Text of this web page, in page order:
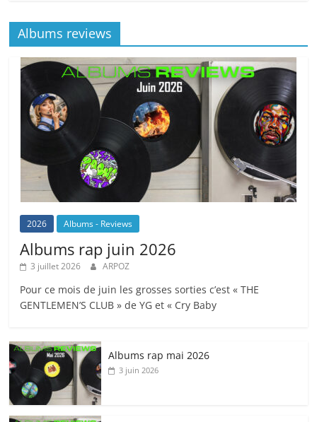
Albums reviews
2026 Albums - Reviews
Albums rap juin 2026
3 juillet 2026 ARPOZ
Pour ce mois de juin les grosses sorties c’est « THE
GENTLEMEN’S CLUB » de YG et « Cry Baby
Albums rap mai 2026
3 juin 2026